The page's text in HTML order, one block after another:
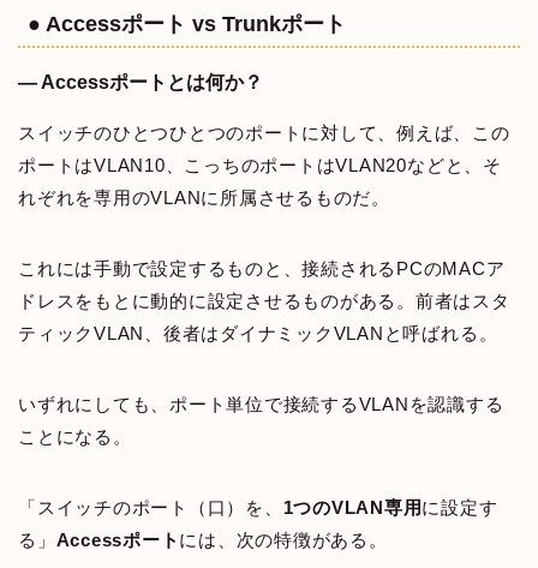
● Accessポート vs Trunkポート
— Accessポートとは何か？
スイッチのひとつひとつのポートに対して、例えば、この
ポートはVLAN10、こっちのポートはVLAN20などと、そ
れぞれを専用のVLANに所属させるものだ。
これには手動で設定するものと、接続されるPCのMACア
ドレスをもとに動的に設定させるものがある。前者はスタ
ティックVLAN、後者はダイナミックVLANと呼ばれる。
いずれにしても、ポート単位で接続するVLANを認識する
ことになる。
「スイッチのポート（口）を、 1つのVLAN専用に設定す
る」 Accessポート には、次の特徴がある。